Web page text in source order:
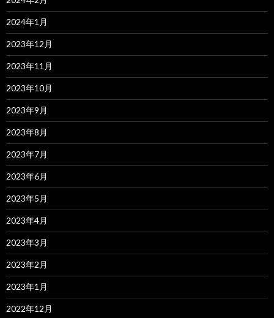
2024年1月
2023年12月
2023年11月
2023年10月
2023年9月
2023年8月
2023年7月
2023年6月
2023年5月
2023年4月
2023年3月
2023年2月
2023年1月
2022年12月